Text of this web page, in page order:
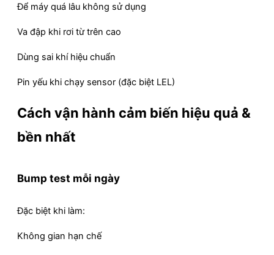
Để máy quá lâu không sử dụng
Va đập khi rơi từ trên cao
Dùng sai khí hiệu chuẩn
Pin yếu khi chạy sensor (đặc biệt LEL)
Cách vận hành cảm biến hiệu quả &
bền nhất
Bump test mỗi ngày
Đặc biệt khi làm:
Không gian hạn chế